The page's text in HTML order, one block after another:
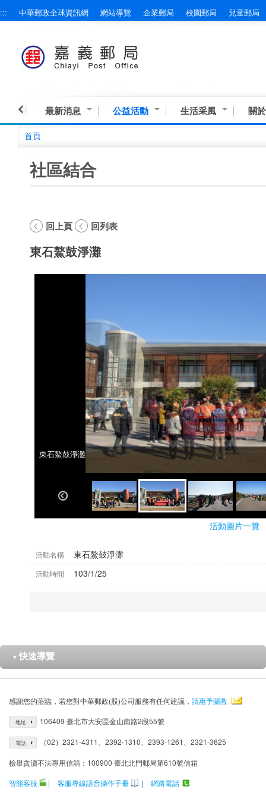
跳到主要內容區塊
::: 中華郵政全球資訊網 網站導覽 企業郵局 校園郵局 兒童郵局
最新消息 公益活動 生活采風 關
首頁
社區結合
回上頁 回列表
東石鰲鼓淨灘
東石鰲鼓淨灘
東石鰲鼓淨灘
活動圖片一覽
活動名稱 東石鰲鼓淨灘
活動時間 103/1/25
▼ 快速導覽
感謝您的蒞臨，若您對中華郵政(股)公司服務有任何建議， 請惠予賜教
地址 106409 臺北市大安區金山南路2段55號
電話 （02）2321-4311、2392-1310、2393-1261、2321-3625
檢舉貪瀆不法專用信箱：100900 臺北北門郵局第610號信箱
智能客服
| 客服專線語音操作手冊 |
網路電話